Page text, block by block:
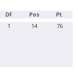
DF Pos Pt.
1 14 76